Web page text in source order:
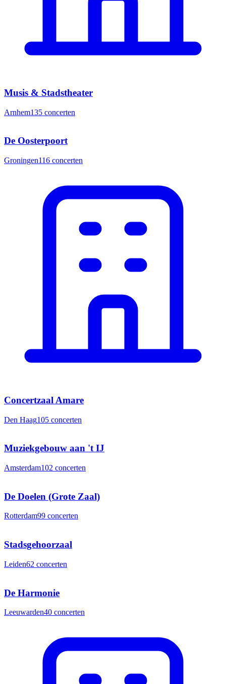
Musis & Stadstheater
Arnhem135 concerten
De Oosterpoort
Groningen116 concerten
Concertzaal Amare
Den Haag105 concerten
Muziekgebouw aan 't IJ
Amsterdam102 concerten
De Doelen (Grote Zaal)
Rotterdam99 concerten
Stadsgehoorzaal
Leiden62 concerten
De Harmonie
Leeuwarden40 concerten